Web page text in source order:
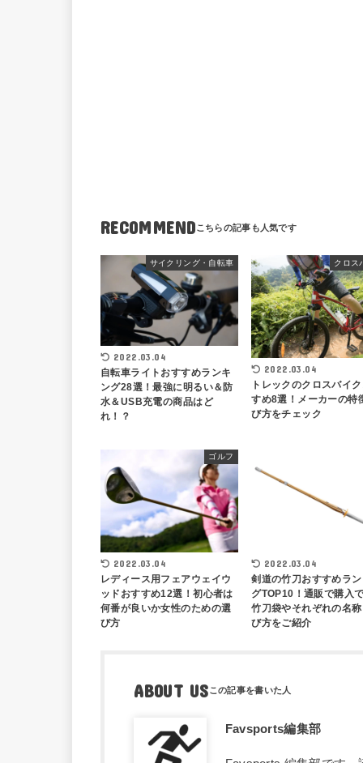
RECOMMEND
サイクリング・自転車
2022.03.04
自転車ライトおすすめランキ
ング28選！最強に明るい＆防
水＆USB充電の商品はど
れ！？
クロス
2022.03.04
トレックのクロスバイ
すめ8選！メーカーの特
び方をチェック
ゴルフ
2022.03.04
レディース用フェアウェイウ
ッドおすすめ12選！初心者は
何番が良いか女性のための選
び方
2022.03.04
剣道の竹刀おすすめラ
グTOP10！通販で購入
竹刀袋やそれぞれの名
び方をご紹介
ABOUT US
Favsports編集部